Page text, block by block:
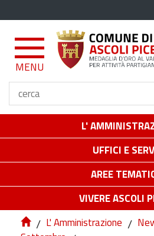
MENU
L'
UFFICI E
AREE
VIVERE ASCOLI
/ L' Amministrazione /